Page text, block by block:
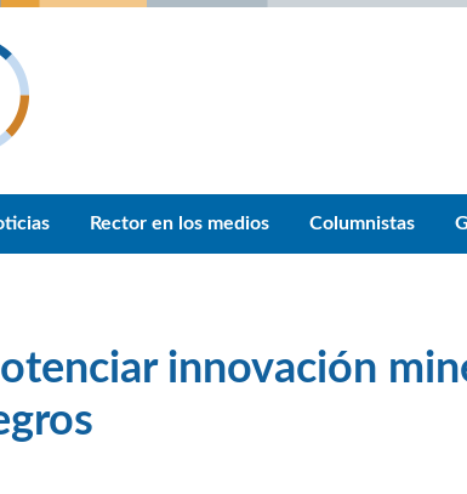
Rector en los medios Columnistas
innovación